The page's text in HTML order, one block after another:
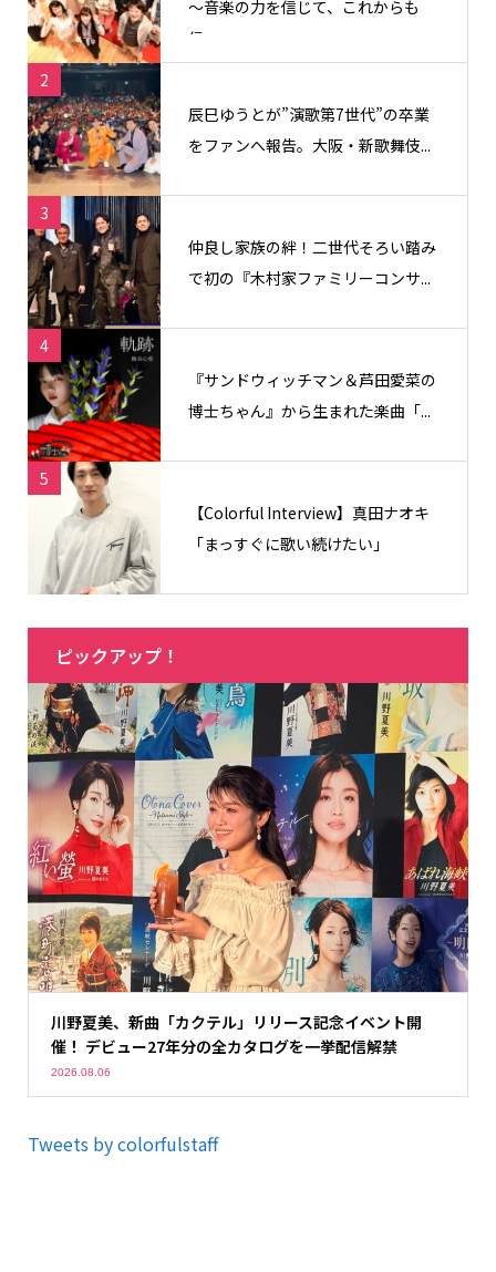
〜音楽の力を信じて、これからも
信...
2
辰巳ゆうとが”演歌第7世代”の卒業
をファンへ報告。大阪・新歌舞伎...
3
仲良し家族の絆！二世代そろい踏み
で初の『木村家ファミリーコンサ...
4
『サンドウィッチマン＆芦田愛菜の
博士ちゃん』から生まれた楽曲「...
5
【Colorful Interview】真田ナオキ
「まっすぐに歌い続けたい」
ピックアップ！
川野夏美、新曲「カクテル」リリース記念イベント開
催！ デビュー27年分の全カタログを一挙配信解禁
2026.08.06
Tweets by colorfulstaff